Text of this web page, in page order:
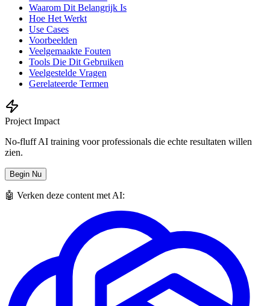
Waarom Dit Belangrijk Is
Hoe Het Werkt
Use Cases
Voorbeelden
Veelgemaakte Fouten
Tools Die Dit Gebruiken
Veelgestelde Vragen
Gerelateerde Termen
Project Impact
No-fluff AI training voor professionals die echte resultaten willen
zien.
Begin Nu
🤖 Verken deze content met AI: